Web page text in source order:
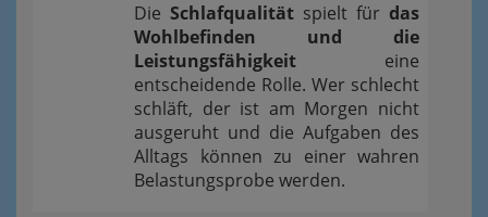
Die Schlafqualität spielt für das
Wohlbefinden und die
Leistungsfähigkeit eine
entscheidende Rolle. Wer schlecht
schläft, der ist am Morgen nicht
ausgeruht und die Aufgaben des
Alltags können zu einer wahren
Belastungsprobe werden.